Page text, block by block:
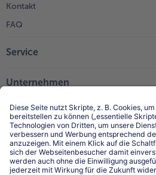
Kontakt
FAQ
Service
Unternehmen
Über uns